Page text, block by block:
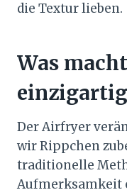
die Textur lieben.
Was
Der Airfryer
wir Rippchen
traditionelle
Aufmerksamkeit